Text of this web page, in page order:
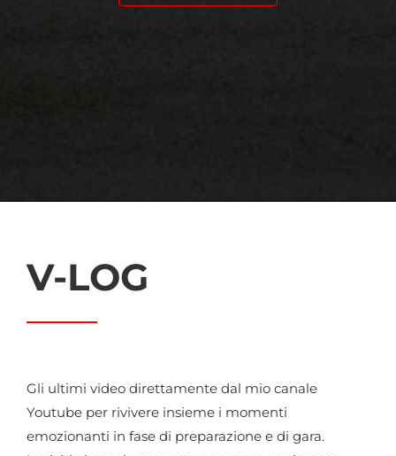
V-LOG
Gli ultimi video direttamente dal mio canale
Youtube per rivivere insieme i momenti
emozionanti in fase di preparazione e di gara.